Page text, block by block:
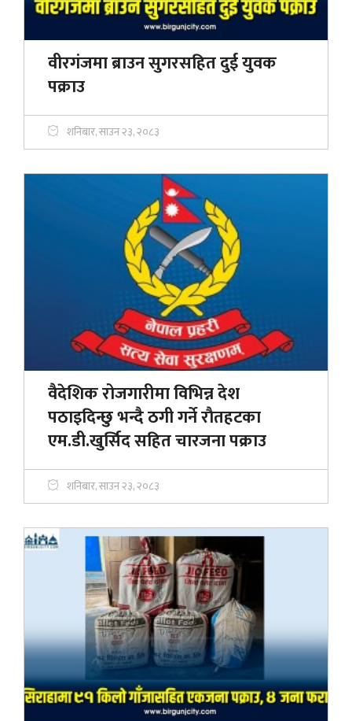
वीरगंजमा ब्राउन सुगरसहित दुई युवक
पक्राउ
शनिबार, साउन २३, २०८३
वैदेशिक रोजगारीमा विभिन्न देश
पठाइदिन्छु भन्दै ठगी गर्ने राैतहटका
एम.डी.खुर्सिद सहित चारजना पक्राउ
शनिबार, साउन २३, २०८३